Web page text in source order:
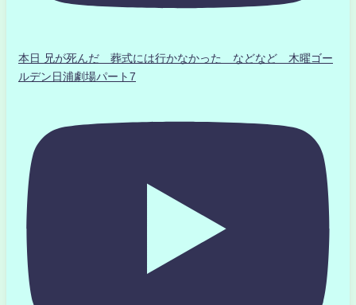
本日 兄が死んだ 葬式には行かなかった などなど 木曜ゴー
ルデン日浦劇場パート7